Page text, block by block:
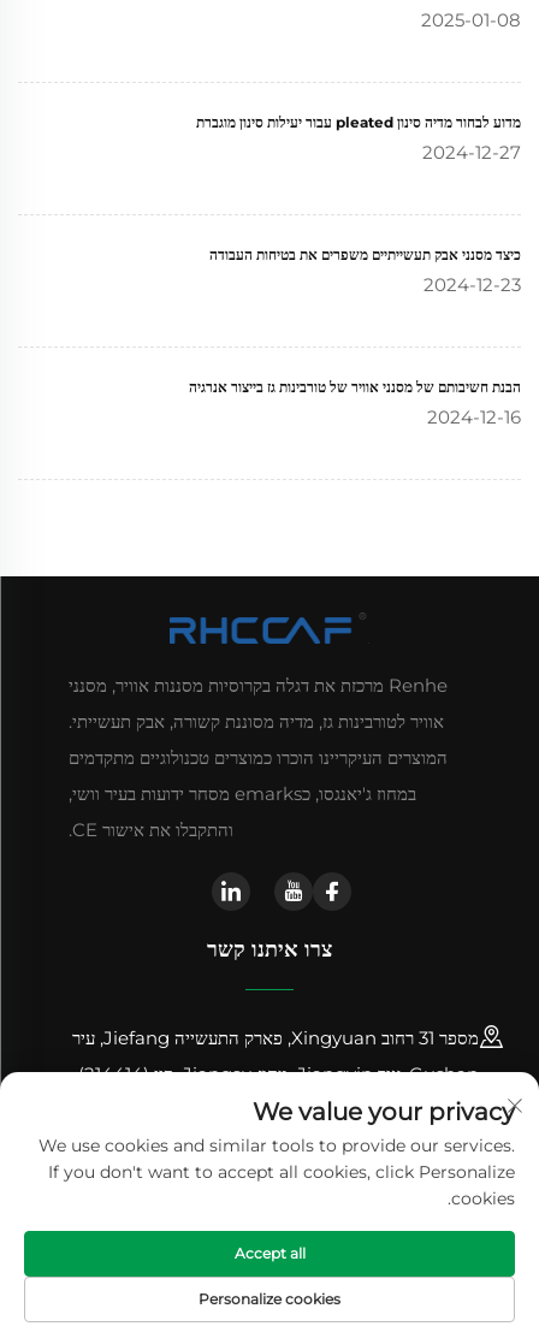
2025-01-08
מדוע לבחור מדיה סינון pleated עבור יעילות סינון מוגברת
2024-12-27
כיצד מסנני אבק תעשייתיים משפרים את בטיחות העבודה
2024-12-23
הבנת חשיבותם של מסנני אוויר של טורבינות גז בייצור אנרגיה
2024-12-16
Renhe מרכזת את דגלה בקרוסיות מסננות אוויר, מסנני
אוויר לטורבינות גז, מדיה מסוננת קשורה, אבק תעשייתי.
המוצרים העיקריינו הוכרו כמוצרים טכנולוגיים מתקדמים
במחוז ג'יאנגסו, כemarks מסחר ידועות בעיר וושי,
והתקבלו את אישור CE.
צרו איתנו קשר
מספר 31 רחוב Xingyuan, פארק התעשייה Jiefang, עיר
Gushan, עיר Jiangyin, מחוז Jiangsu, סין (214414)
+86-18961600368
[email protected]
הכרה זכויות יוצרים © 2024 Jiangsu Renhe Environmental
Equipments Co., Ltd מדיניות הפרטיות
We value your privacy
We use cookies and similar tools to provide our services.
If you don't want to accept all cookies, click Personalize
cookies.
Personalize cookies
Accept all